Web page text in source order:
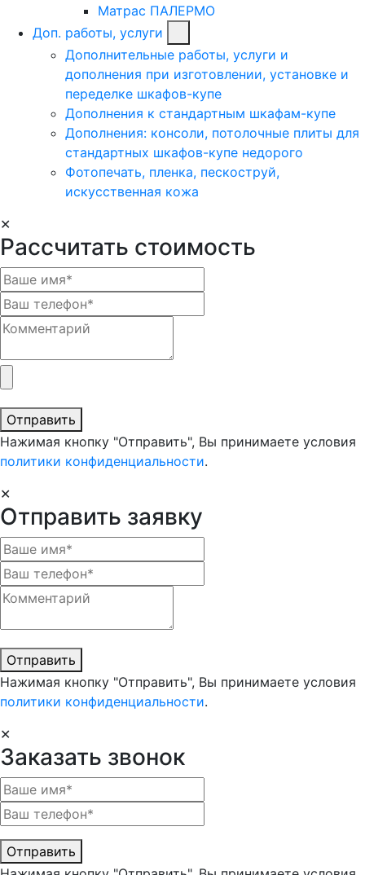
Матрас ПАЛЕРМО
Доп. работы, услуги
Дополнительные работы, услуги и
дополнения при изготовлении, установке и
переделке шкафов-купе
Дополнения к стандартным шкафам-купе
Дополнения: консоли, потолочные плиты для
стандартных шкафов-купе недорого
Фотопечать, пленка, пескоструй,
искусственная кожа
✕
Рассчитать стоимость
Отправить
Нажимая кнопку "Отправить", Вы принимаете условия
политики конфиденциальности.
✕
Отправить заявку
Отправить
Нажимая кнопку "Отправить", Вы принимаете условия
политики конфиденциальности.
✕
Заказать звонок
Отправить